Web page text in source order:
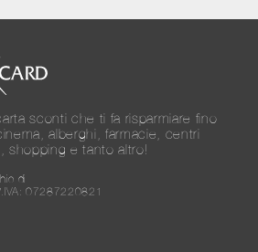
sconti che ti fa risparmiare fino
alberghi, farmacie, centri
shopping e tanto altro!
di
07287220821